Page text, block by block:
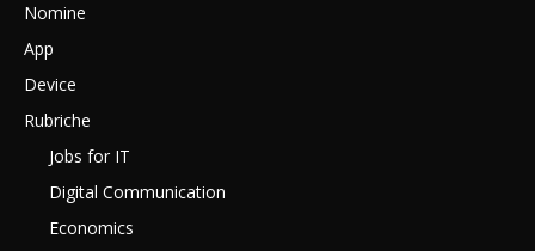
Nomine
App
Device
Rubriche
Jobs for IT
Digital Communication
Economics